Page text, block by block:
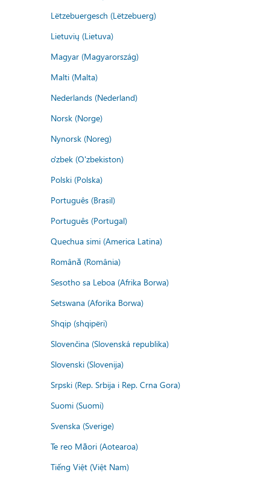
Lëtzebuergesch (Lëtzebuerg)
Lietuvių (Lietuva)
Magyar (Magyarország)
Malti (Malta)
Nederlands (Nederland)
Norsk (Norge)
Nynorsk (Noreg)
o'zbek (O'zbekiston)
Polski (Polska)
Português (Brasil)
Português (Portugal)
Quechua simi (America Latina)
Română (România)
Sesotho sa Leboa (Afrika Borwa)
Setswana (Aforika Borwa)
Shqip (shqipëri)
Slovenčina (Slovenská republika)
Slovenski (Slovenija)
Srpski (Rep. Srbija i Rep. Crna Gora)
Suomi (Suomi)
Svenska (Sverige)
Te reo Māori (Aotearoa)
Tiếng Việt (Việt Nam)